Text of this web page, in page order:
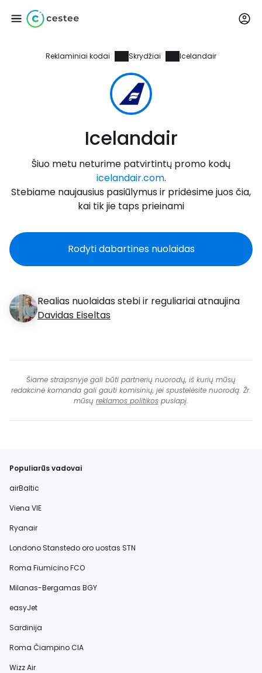
Reklaminiai kodai Skrydžiai Icelandair
Icelandair
Šiuo metu neturime patvirtintų promo kodų
icelandair.com.
Stebiame naujausius pasiūlymus ir pridėsime juos čia,
kai tik jie taps prieinami
Rodyti dabartines nuolaidas
Realias nuolaidas stebi ir reguliariai atnaujina
Davidas Eiseltas
Šiame straipsnyje gali būti partnerių nuorodų, iš kurių mūsų
redakcinė komanda gali gauti komisinių, jei spustelėsite nuorodą. Žr.
mūsų reklamos politikos puslapį.
Populiarūs vadovai
airBaltic
Viena VIE
Ryanair
Londono Stanstedo oro uostas STN
Roma Fiumicino FCO
Milanas-Bergamas BGY
easyJet
Sardinija
Roma Čiampino CIA
Wizz Air
Prisijunkite prie
... pasaulinė kelionių bendruomenė
Tęsti su Google
Tęsti su Facebook
Tęsti el. paštu